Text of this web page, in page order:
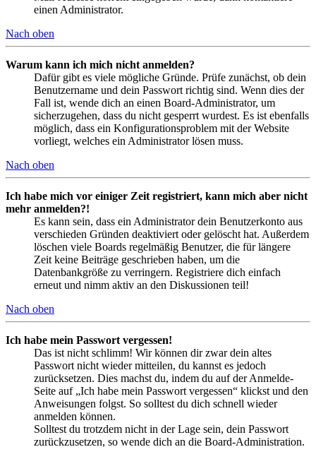
einen Administrator.
Nach oben
Warum kann ich mich nicht anmelden?
Dafür gibt es viele mögliche Gründe. Prüfe zunächst, ob dein
Benutzername und dein Passwort richtig sind. Wenn dies der
Fall ist, wende dich an einen Board-Administrator, um
sicherzugehen, dass du nicht gesperrt wurdest. Es ist ebenfalls
möglich, dass ein Konfigurationsproblem mit der Website
vorliegt, welches ein Administrator lösen muss.
Nach oben
Ich habe mich vor einiger Zeit registriert, kann mich aber nicht
mehr anmelden?!
Es kann sein, dass ein Administrator dein Benutzerkonto aus
verschieden Gründen deaktiviert oder gelöscht hat. Außerdem
löschen viele Boards regelmäßig Benutzer, die für längere
Zeit keine Beiträge geschrieben haben, um die
Datenbankgröße zu verringern. Registriere dich einfach
erneut und nimm aktiv an den Diskussionen teil!
Nach oben
Ich habe mein Passwort vergessen!
Das ist nicht schlimm! Wir können dir zwar dein altes
Passwort nicht wieder mitteilen, du kannst es jedoch
zurücksetzen. Dies machst du, indem du auf der Anmelde-
Seite auf „Ich habe mein Passwort vergessen“ klickst und den
Anweisungen folgst. So solltest du dich schnell wieder
anmelden können.
Solltest du trotzdem nicht in der Lage sein, dein Passwort
zurückzusetzen, so wende dich an die Board-Administration.